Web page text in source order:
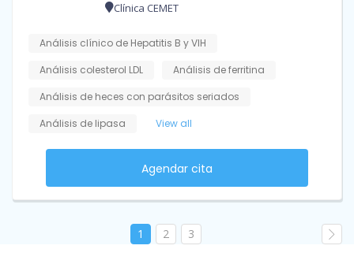
Clínica CEMET
Análisis clínico de Hepatitis B y VIH
Análisis colesterol LDL
Análisis de ferritina
Análisis de heces con parásitos seriados
Análisis de lipasa
View all
Agendar cita
1 2 3